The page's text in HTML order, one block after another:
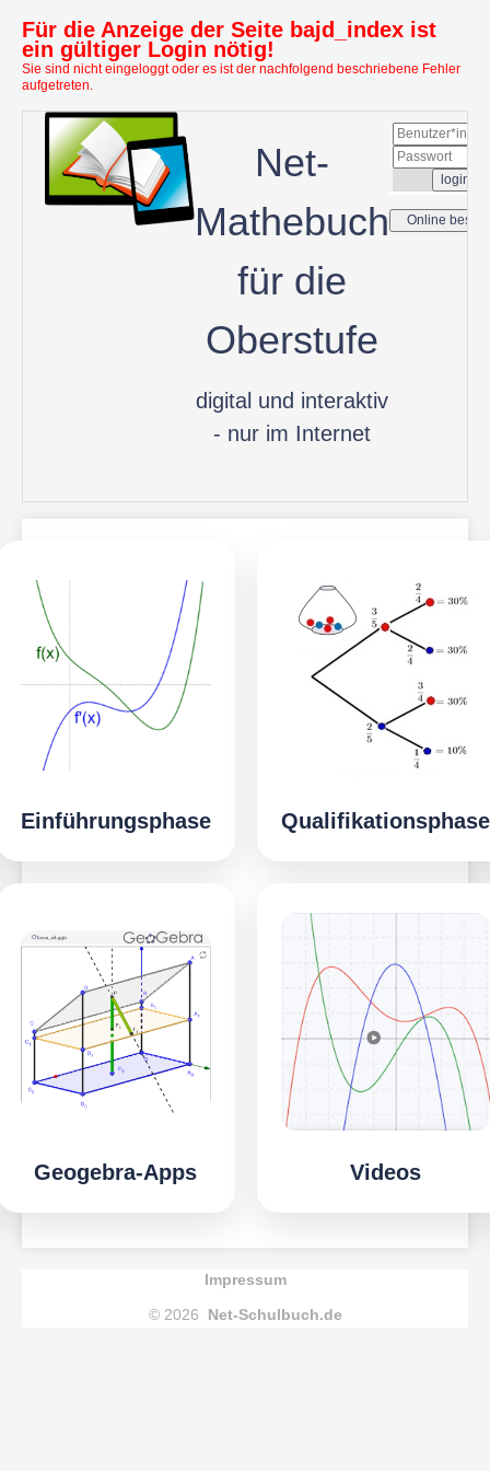
Für die Anzeige der Seite bajd_index ist
ein gültiger Login nötig!
Sie sind nicht eingeloggt oder es ist der nachfolgend beschriebene Fehler
aufgetreten.
Net-
Mathebuch
für die
Oberstufe
digital und interaktiv
- nur im Internet
Einführungsphase Qualifikationsphase
Geogebra-Apps Videos
Impressum
© 2026
Net-Schulbuch.de